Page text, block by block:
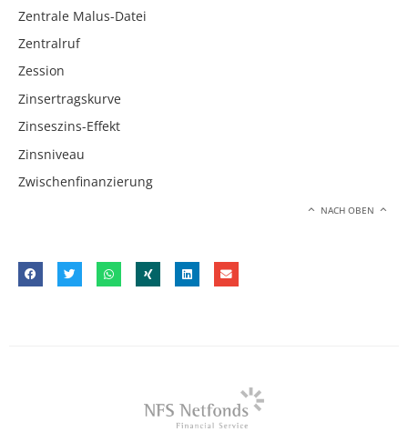
Zentrale Malus-Datei
Zentralruf
Zession
Zinsertragskurve
Zinseszins-Effekt
Zinsniveau
Zwischenfinanzierung
NACH OBEN